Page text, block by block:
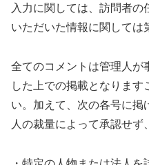
入力に関しては、訪問者の
いただいた情報に関しては
全てのコメントは管理人が
した上での掲載となります
い。加えて、次の各号に掲
人の裁量によって承認せず